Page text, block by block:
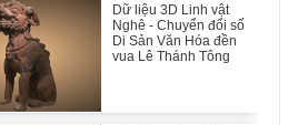
Dữ liệu 3D Linh vật
Nghê - Chuyển đổi số
Di Sản Văn Hóa đền
vua Lê Thánh Tông